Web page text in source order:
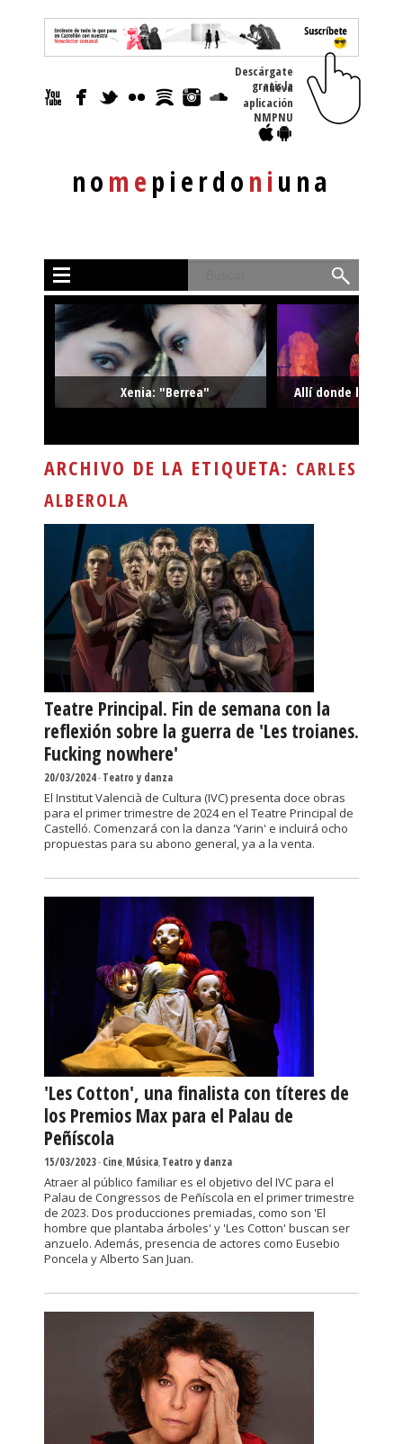
nomepierdoniuna
Descárgate
gratis la nueva
aplicación
NMPNU
Xenia: "Berrea" Allí donde la
ARCHIVO DE LA ETIQUETA: CARLES
ALBEROLA
Teatre Principal. Fin de semana con la
reflexión sobre la guerra de 'Les troianes.
Fucking nowhere'
20/03/2024-Teatro y danza
El Institut Valencià de Cultura (IVC) presenta doce obras
para el primer trimestre de 2024 en el Teatre Principal de
Castelló. Comenzará con la danza 'Yarin' e incluirá ocho
propuestas para su abono general, ya a la venta.
'Les Cotton', una finalista con títeres de
los Premios Max para el Palau de
Peñíscola
15/03/2023-Cine,Música,Teatro y danza
Atraer al público familiar es el objetivo del IVC para el
Palau de Congressos de Peñíscola en el primer trimestre
de 2023. Dos producciones premiadas, como son 'El
hombre que plantaba árboles' y 'Les Cotton' buscan ser
anzuelo. Además, presencia de actores como Eusebio
Poncela y Alberto San Juan.